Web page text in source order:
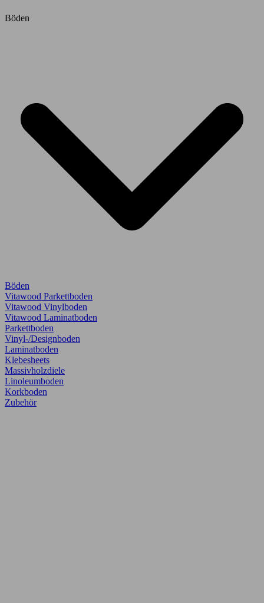
Böden
Böden
Vitawood Parkettboden
Vitawood Vinylboden
Vitawood Laminatboden
Parkettboden
Vinyl-/Designboden
Laminatboden
Klebesheets
Massivholzdiele
Linoleumboden
Korkboden
Zubehör